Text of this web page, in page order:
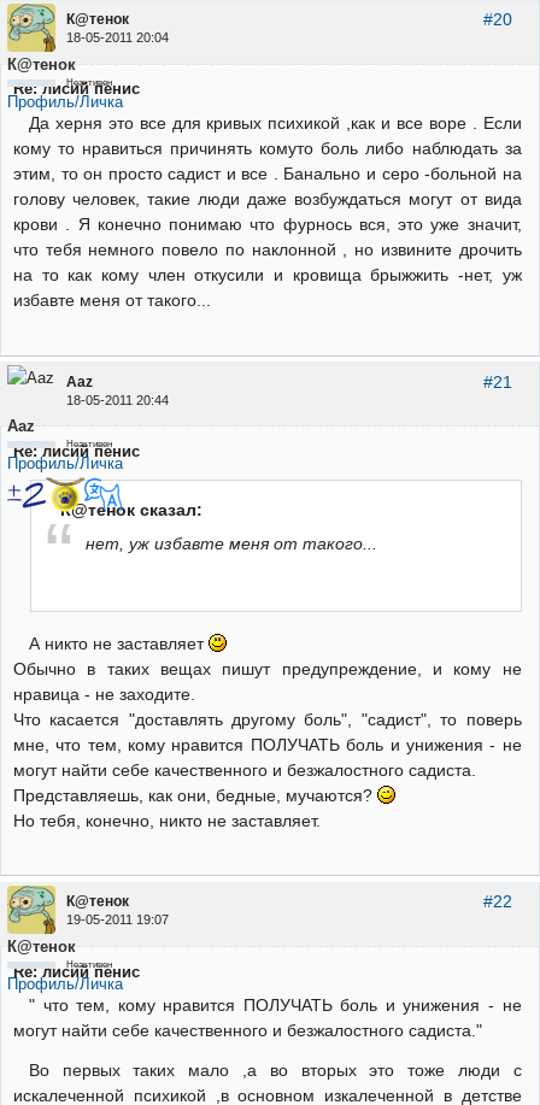
#20
К@тенок
18-05-2011 20:04
К@тенок
Неактивен
Профиль/Личка
Re: лисий пенис
Да херня это все для кривых психикой ,как и все воре . Если
кому то нравиться причинять комуто боль либо наблюдать за
этим, то он просто садист и все . Банально и серо -больной на
голову человек, такие люди даже возбуждаться могут от вида
крови . Я конечно понимаю что фурнось вся, это уже значит,
что тебя немного повело по наклонной , но извините дрочить
на то как кому член откусили и кровища брыжжить -нет, уж
избавте меня от такого...
#21
Aaz
18-05-2011 20:44
Aaz
Неактивен
Профиль/Личка
Re: лисий пенис
К@тенок сказал:
нет, уж избавте меня от такого...
А никто не заставляет
Обычно в таких вещах пишут предупреждение, и кому не
нравица - не заходите.
Что касается "доставлять другому боль", "садист", то поверь
мне, что тем, кому нравится ПОЛУЧАТЬ боль и унижения - не
могут найти себе качественного и безжалостного садиста.
Представляешь, как они, бедные, мучаются?
Но тебя, конечно, никто не заставляет.
#22
К@тенок
19-05-2011 19:07
К@тенок
Неактивен
Профиль/Личка
Re: лисий пенис
" что тем, кому нравится ПОЛУЧАТЬ боль и унижения - не
могут найти себе качественного и безжалостного садиста."
Во первых таких мало ,а во вторых это тоже люди с
искалеченной психикой ,в основном изкалеченной в детстве